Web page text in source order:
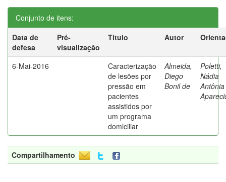
Conjunto de itens:
Data de
defesa
Pré-
visualização
Título Autor
6-Mai-2016
Caracterização
de lesões por
pressão em
pacientes
assistidos por
um programa
domiciliar
Almeida,
Diego
Bonil de
Poletti,
Nádia
Antônia
Compartilhamento